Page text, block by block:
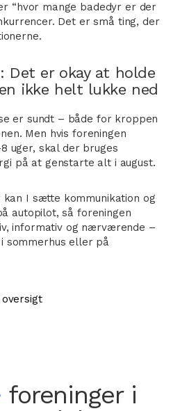
“hvor mange badedyr er der
Det er små ting, der
Det er okay at holde
ikke helt lukke ned
er sundt – både for kroppen
Men hvis foreningen
uger, skal der bruges
på at genstarte alt i august.
kan I sætte kommunikation og
autopilot, så foreningen
informativ og nærværende –
sommerhus eller på
foreninger i